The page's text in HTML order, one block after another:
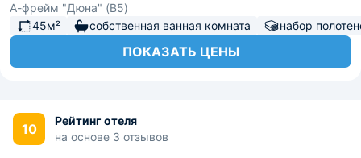
А-фрейм "Дюна" (B5)
45м²
собственная ванная комната набор
ПОКАЗАТЬ ЦЕНЫ
10
Рейтинг отеля
на основе 3 отзывов